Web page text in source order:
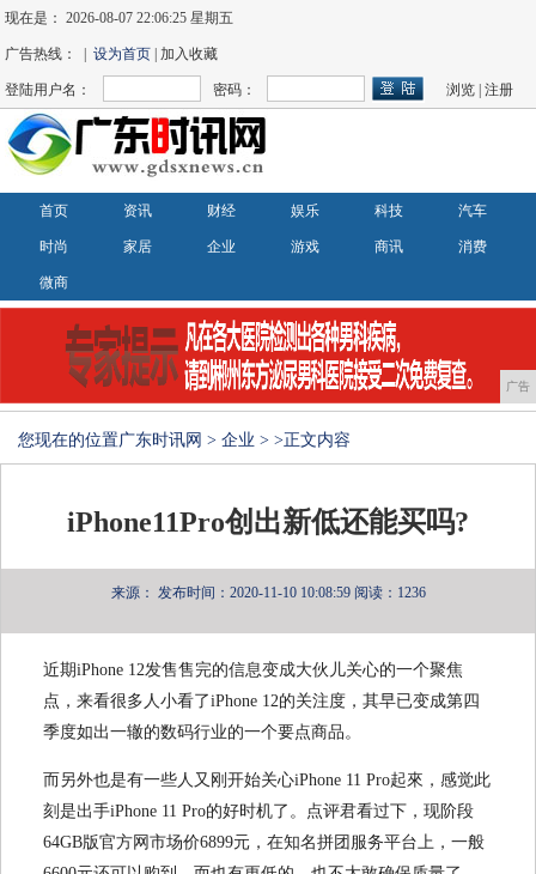
现在是：2026-08-07 22:06:25 星期五
广告热线： |设为首页 | 加入收藏
登陆用户名： 密码： 浏览 |注册
首页 资讯 财经 娱乐 科技 汽车
时尚 家居 企业 游戏 商讯 消费
微商
广告
您现在的位置广东时讯网 > 企业 > >正文内容
iPhone11Pro创出新低还能买吗?
来源： 发布时间：2020-11-10 10:08:59 阅读：1236
近期iPhone 12发售售完的信息变成大伙儿关心的一个聚焦
点，来看很多人小看了iPhone 12的关注度，其早已变成第四
季度如出一辙的数码行业的一个要点商品。
而另外也是有一些人又刚开始关心iPhone 11 Pro起來，感觉此
刻是出手iPhone 11 Pro的好时机了。点评君看过下，现阶段
64GB版官方网市场价6899元，在知名拼团服务平台上，一般